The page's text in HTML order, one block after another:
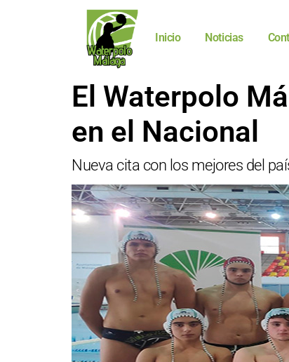
Inicio Noticias
El Waterpolo
en el Nacional
Nueva cita con los mejores del